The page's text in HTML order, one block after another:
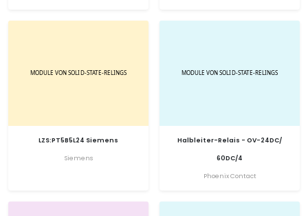
LZS:PT5B5L24 Siemens
Siemens
Halbleiter-Relais - OV-24DC/
60DC/4
Phoenix Contact